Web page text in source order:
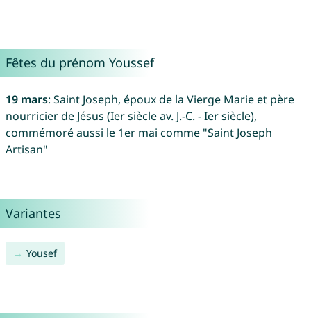
Fêtes du prénom Youssef
19 mars: Saint Joseph, époux de la Vierge Marie et père
nourricier de Jésus (Ier siècle av. J.-C. - Ier siècle),
commémoré aussi le 1er mai comme "Saint Joseph
Artisan"
Variantes
Yousef